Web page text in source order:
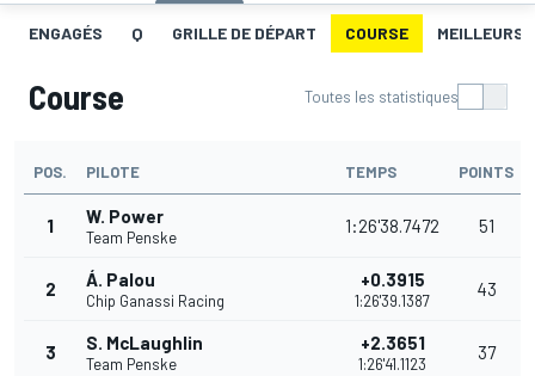
ENGAGÉS Q GRILLE DE DÉPART COURSE MEILLEURS
Course Toutes les statistiques
POS. PILOTE TEMPS POINTS
1 W. Power
Team Penske
1:26'38.7472 51
2 Á. Palou
Chip Ganassi Racing
+0.3915
1:26'39.1387
43
3 S. McLaughlin
Team Penske
+2.3651
1:26'41.1123
37